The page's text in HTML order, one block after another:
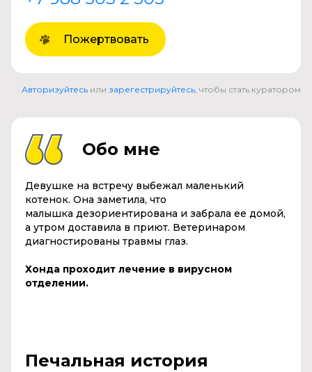
Пожертвовать
Авторизуйтесь или зарегестрируйтесь, чтобы стать куратором
Обо мне
Девушке на встречу выбежал маленький
котенок. Она заметила, что
малышка дезориентирована и забрала ее домой,
а утром доставила в приют. Ветеринаром
диагностированы травмы глаз.
Хонда проходит лечение в вирусном
отделении.
Печальная история